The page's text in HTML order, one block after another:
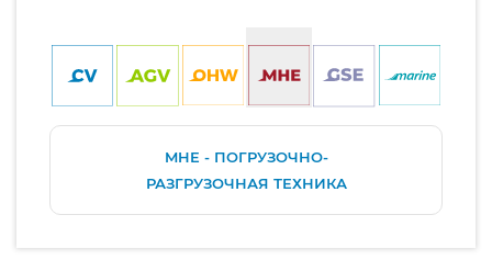
MHE - ПОГРУЗОЧНО-
РАЗГРУЗОЧНАЯ ТЕХНИКА